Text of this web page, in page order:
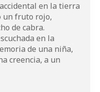
en la tierra
un fruto rojo,
de cabra.
en la
de una niña,
creencia, a un